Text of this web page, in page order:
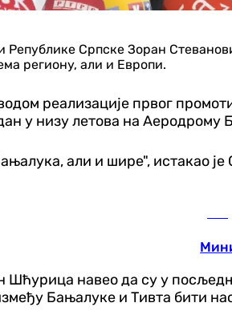
Српске Зоран
региону, али и Европи.
реализације првог
у низу летова на Аеродрому
али и шире", истакао је
навео да су у
Бањалуке и Тивта бити